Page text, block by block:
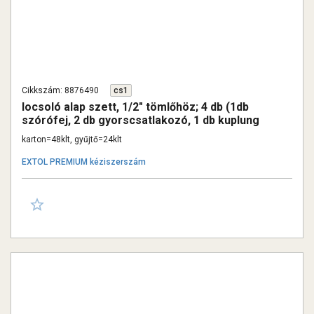
Cikkszám: 8876490 cs1
locsoló alap szett, 1/2" tömlőhöz; 4 db (1db
szórófej, 2 db gyorscsatlakozó, 1 db kuplung
csatlakozó 1/2"-3/4")
karton=48klt, gyűjtő=24klt
EXTOL PREMIUM kéziszerszám